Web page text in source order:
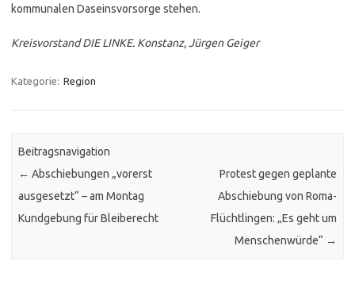
kommunalen Daseinsvorsorge stehen.
Kreisvorstand DIE LINKE. Konstanz, Jürgen Geiger
Kategorie: Region
Beitragsnavigation
← Abschiebungen „vorerst
ausgesetzt“ – am Montag
Kundgebung für Bleiberecht
Protest gegen geplante
Abschiebung von Roma-
Flüchtlingen: „Es geht um
Menschenwürde“ →